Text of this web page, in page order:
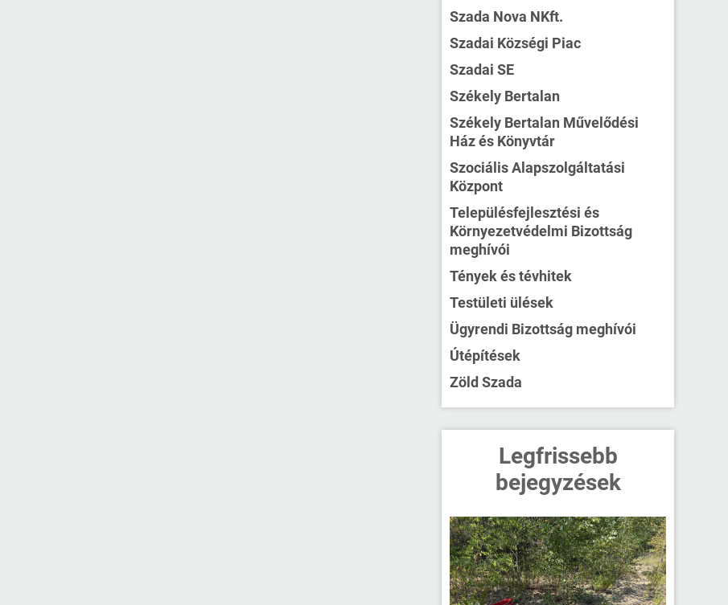
Szada Nova NKft.
Szadai Községi Piac
Szadai SE
Székely Bertalan
Székely Bertalan Művelődési
Ház és Könyvtár
Szociális Alapszolgáltatási
Központ
Településfejlesztési és
Környezetvédelmi Bizottság
meghívói
Tények és tévhitek
Testületi ülések
Ügyrendi Bizottság meghívói
Útépítések
Zöld Szada
Legfrissebb
bejegyzések